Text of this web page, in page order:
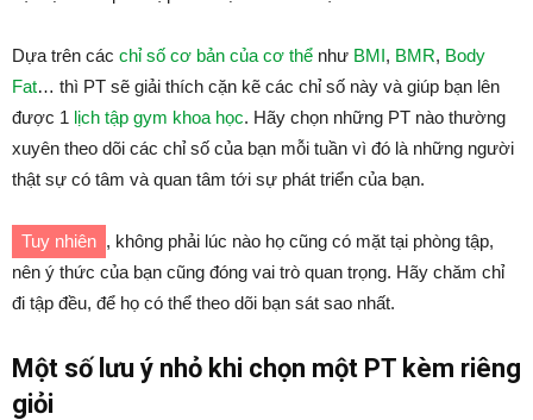
Dựa trên các chỉ số cơ bản của cơ thể như BMI, BMR, Body
Fat… thì PT sẽ giải thích cặn kẽ các chỉ số này và giúp bạn lên
được 1 lịch tập gym khoa học. Hãy chọn những PT nào thường
xuyên theo dõi các chỉ số của bạn mỗi tuần vì đó là những người
thật sự có tâm và quan tâm tới sự phát triển của bạn.
Tuy nhiên , không phải lúc nào họ cũng có mặt tại phòng tập,
nên ý thức của bạn cũng đóng vai trò quan trọng. Hãy chăm chỉ
đi tập đều, để họ có thể theo dõi bạn sát sao nhất.
Một số lưu ý nhỏ khi chọn một PT kèm riêng
giỏi